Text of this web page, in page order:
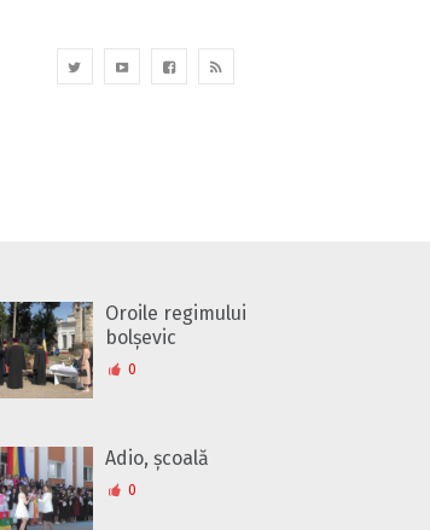
Oroile regimului
bolșevic
0
Adio, școală
0